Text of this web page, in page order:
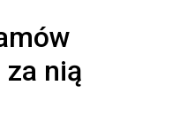
za nią